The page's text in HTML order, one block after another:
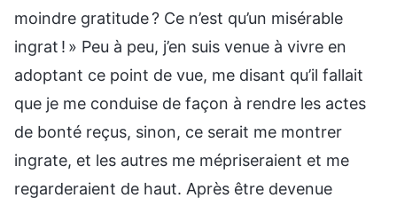
moindre gratitude ? Ce n’est qu’un misérable
ingrat ! » Peu à peu, j’en suis venue à vivre en
adoptant ce point de vue, me disant qu’il fallait
que je me conduise de façon à rendre les actes
de bonté reçus, sinon, ce serait me montrer
ingrate, et les autres me mépriseraient et me
regarderaient de haut. Après être devenue